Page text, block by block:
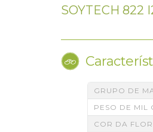
SOYTECH 822
GRUPO DE
PESO DE MIL
COR DA FLOR